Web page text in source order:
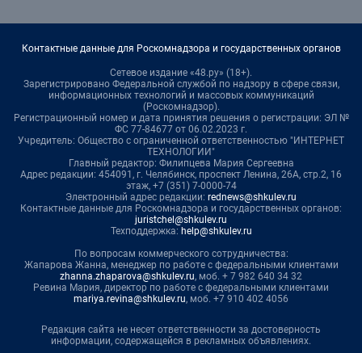
Контактные данные для Роскомнадзора и государственных органов
Сетевое издание «48.ру» (18+).
Зарегистрировано Федеральной службой по надзору в сфере связи,
информационных технологий и массовых коммуникаций
(Роскомнадзор).
Регистрационный номер и дата принятия решения о регистрации: ЭЛ №
ФС 77-84677 от 06.02.2023 г.
Учредитель: Общество с ограниченной ответственностью "ИНТЕРНЕТ
ТЕХНОЛОГИИ"
Главный редактор: Филипцева Мария Сергеевна
Адрес редакции: 454091, г. Челябинск, проспект Ленина, 26А, стр.2, 16
этаж, +7 (351) 7-0000-74
Электронный адрес редакции: rednews@shkulev.ru
Контактные данные для Роскомнадзора и государственных органов:
juristchel@shkulev.ru
Техподдержка: help@shkulev.ru
По вопросам коммерческого сотрудничества:
Жапарова Жанна, менеджер по работе с федеральными клиентами
zhanna.zhaparova@shkulev.ru, моб. + 7 982 640 34 32
Ревина Мария, директор по работе с федеральными клиентами
mariya.revina@shkulev.ru, моб. +7 910 402 4056
Редакция сайта не несет ответственности за достоверность
информации, содержащейся в рекламных объявлениях.